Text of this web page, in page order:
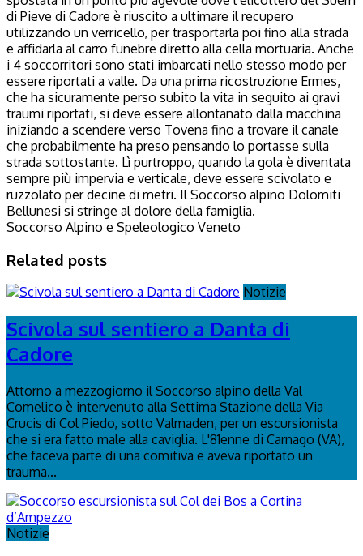
di Pieve di Cadore è riuscito a ultimare il recupero
utilizzando un verricello, per trasportarla poi fino alla strada
e affidarla al carro funebre diretto alla cella mortuaria. Anche
i 4 soccorritori sono stati imbarcati nello stesso modo per
essere riportati a valle. Da una prima ricostruzione Ermes,
che ha sicuramente perso subito la vita in seguito ai gravi
traumi riportati, si deve essere allontanato dalla macchina
iniziando a scendere verso Tovena fino a trovare il canale
che probabilmente ha preso pensando lo portasse sulla
strada sottostante. Lì purtroppo, quando la gola è diventata
sempre più impervia e verticale, deve essere scivolato e
ruzzolato per decine di metri. Il Soccorso alpino Dolomiti
Bellunesi si stringe al dolore della famiglia.
Soccorso Alpino e Speleologico Veneto
Related posts
Notizie
Scivola sul sentiero a Danta di
Cadore
Attorno a mezzogiorno il Soccorso alpino della Val
Comelico è intervenuto alla Settima Stazione della Via
Crucis di Col Piedo, sotto Valmaden, per un escursionista
che si era fatto male alla caviglia. L'81enne di Carnago (VA),
che faceva parte di una comitiva e aveva riportato un
trauma...
Notizie